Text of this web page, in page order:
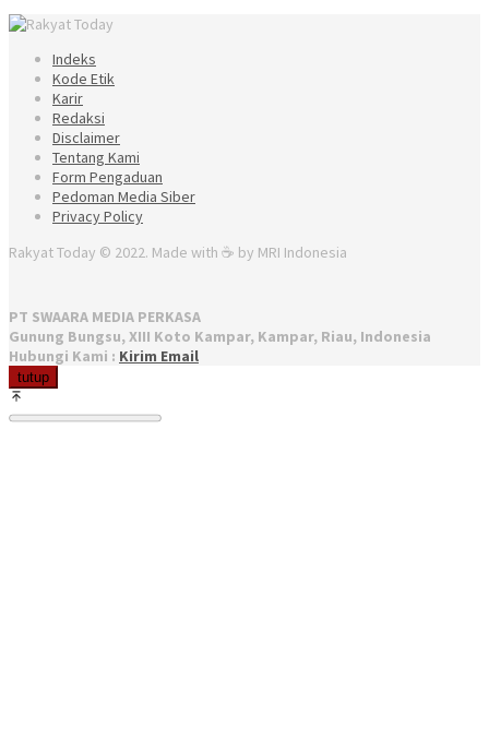
Indeks
Kode Etik
Karir
Redaksi
Disclaimer
Tentang Kami
Form Pengaduan
Pedoman Media Siber
Privacy Policy
Rakyat Today © 2022. Made with ☕ by MRI Indonesia
PT SWAARA MEDIA PERKASA
Gunung Bungsu, XIII Koto Kampar, Kampar, Riau, Indonesia
Hubungi Kami : Kirim Email
tutup